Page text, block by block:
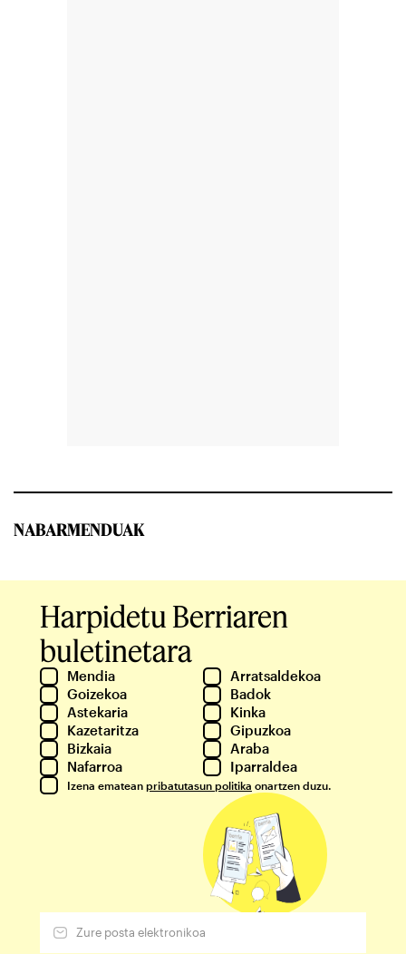
NABARMENDUAK
Harpidetu Berriaren
buletinetara
Mendia
Arratsaldekoa
Goizekoa
Badok
Astekaria
Kinka
Kazetaritza
Gipuzkoa
Bizkaia
Araba
Nafarroa
Iparraldea
Izena ematean pribatutasun politika onartzen duzu.